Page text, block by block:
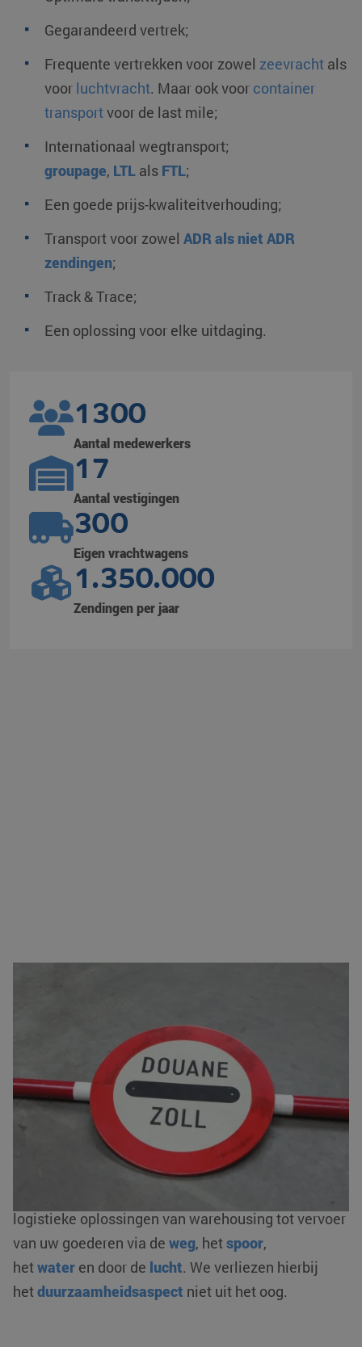
Gegarandeerd vertrek;
Frequente vertrekken voor zowel zeevracht als
voor luchtvracht. Maar ook voor container
transportvoor de last mile;
Internationaal wegtransport;
groupage, LTL als FTL;
Een goede prijs-kwaliteitverhouding;
Transport voor zowel ADR als niet ADR
zendingen;
Track & Trace;
Een oplossing voor elke uitdaging.
1300
Aantal medewerkers
17
Aantal vestigingen
300
Eigen vrachtwagens
1.350.000
Zendingen per jaar
U kunt bij ons terecht voor vrijwel alle type
goederen. Naast het verzorgen van het transport,
regelen we ook het logistieke gedeelte. Zoals onder
andere decomplete douaneafhandeling : in- en
uitklaringen, bonded warehousing en/ of fiscale
vertegenwoordiging. Als AEO-gecertificeerde
logistieke dienstverlener zorgen wij voor een
logistieke oplossingen van warehousing tot vervoer
van uw goederen via de weg, hetspoor,
hetwater en door de lucht. We verliezen hierbij
hetduurzaamheidsaspect niet uit het oog.